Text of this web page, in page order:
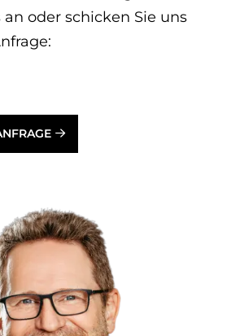
an oder schicken Sie uns